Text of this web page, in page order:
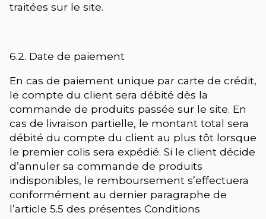
traitées sur le site.
6.2. Date de paiement
En cas de paiement unique par carte de crédit,
le compte du client sera débité dès la
commande de produits passée sur le site. En
cas de livraison partielle, le montant total sera
débité du compte du client au plus tôt lorsque
le premier colis sera expédié. Si le client décide
d’annuler sa commande de produits
indisponibles, le remboursement s’effectuera
conformément au dernier paragraphe de
l’article 5.5 des présentes Conditions